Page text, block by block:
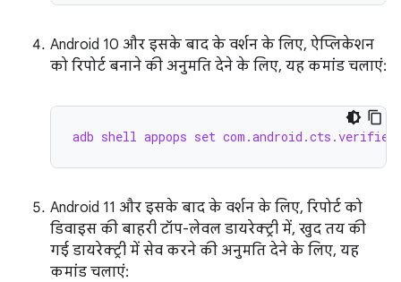
Android 10 और इसके बाद के वर्शन के लिए, ऐप्लिकेशन
को रिपोर्ट बनाने की अनुमति देने के लिए, यह कमांड चलाएं:
adb shell appops set
Android 11 और इसके बाद के वर्शन के लिए, रिपोर्ट को
डिवाइस की बाहरी टॉप-लेवल डायरेक्ट्री में, खुद तय की
गई डायरेक्ट्री में सेव करने की अनुमति देने के लिए, यह
कमांड चलाएं: